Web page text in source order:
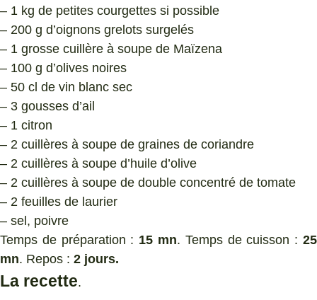
– 1 kg de petites courgettes si possible
– 200 g d’oignons grelots surgelés
– 1 grosse cuillère à soupe de Maïzena
– 100 g d’olives noires
– 50 cl de vin blanc sec
– 3 gousses d’ail
– 1 citron
– 2 cuillères à soupe de graines de coriandre
– 2 cuillères à soupe d’huile d’olive
– 2 cuillères à soupe de double concentré de tomate
– 2 feuilles de laurier
– sel, poivre
Temps de préparation : 15 mn. Temps de cuisson :25
mn. Repos : 2 jours.
La recette.